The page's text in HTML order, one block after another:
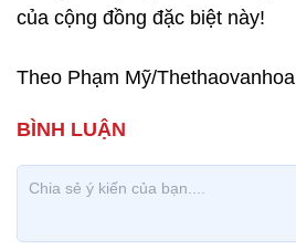
của cộng đồng đặc biệt này!
Theo Phạm Mỹ/Thethaovanhoa